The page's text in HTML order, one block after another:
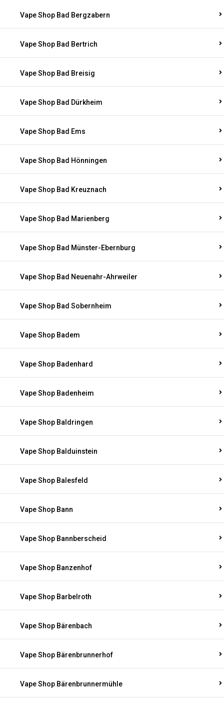
Vape Shop Bad Bergzabern
Vape Shop Bad Bertrich
Vape Shop Bad Breisig
Vape Shop Bad Dürkheim
Vape Shop Bad Ems
Vape Shop Bad Hönningen
Vape Shop Bad Kreuznach
Vape Shop Bad Marienberg
Vape Shop Bad Münster-Ebernburg
Vape Shop Bad Neuenahr-Ahrweiler
Vape Shop Bad Sobernheim
Vape Shop Badem
Vape Shop Badenhard
Vape Shop Badenheim
Vape Shop Baldringen
Vape Shop Balduinstein
Vape Shop Balesfeld
Vape Shop Bann
Vape Shop Bannberscheid
Vape Shop Banzenhof
Vape Shop Barbelroth
Vape Shop Bärenbach
Vape Shop Bärenbrunnerhof
Vape Shop Bärenbrunnermühle